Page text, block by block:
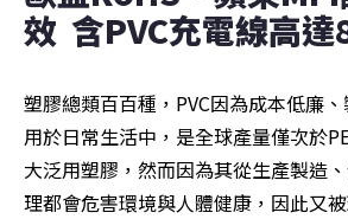
效  含PVC充電線高
塑膠總類百百種，PVC因為成本低廉
用於日常生活中，是全球產量僅次於
大泛用塑膠，然而因為其從生產製造
理都會危害環境與人體健康，因此又